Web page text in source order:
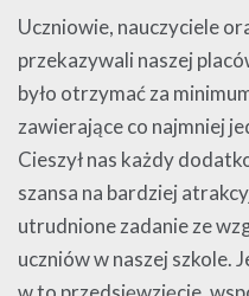
Uczniowie, nauczyciele
przekazywali naszej
było otrzymać za
zawierające co najmniej
Cieszył nas każdy
szansa na bardziej
utrudnione zadanie ze
uczniów w naszej szkole.